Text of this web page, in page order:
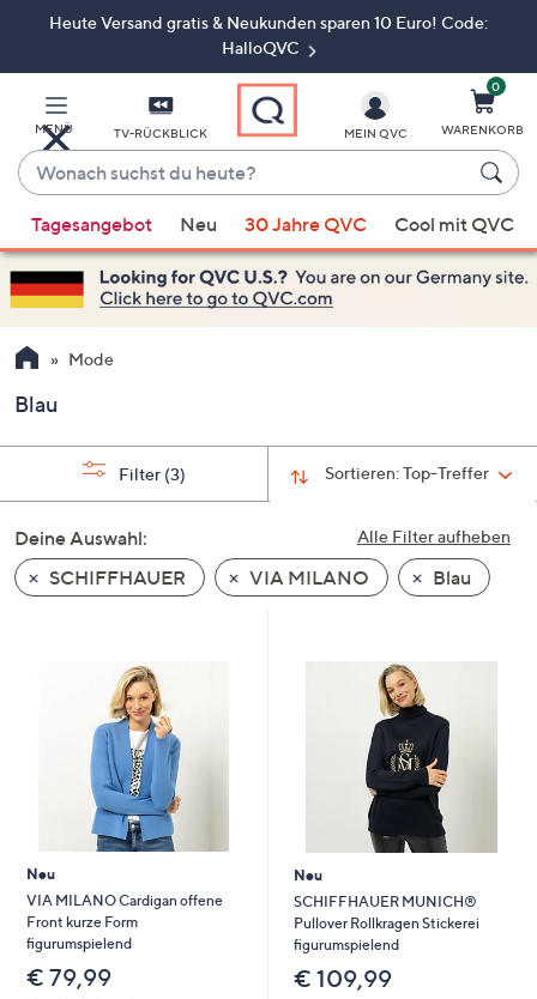
ZumHeute Versand gratis & Neukunden sparen 10 Euro! Code:
HalloQVC
MENÜ TV-RÜCKBLICK
Wonach
suchst
du
heute?
Vorschläge
verfügbar
sind,
verwenden
Sie
Pfeiltasten
nach
und
nach
unten
oder
um
diese
anzuzeigen.
MEIN QVC
0
WARENKORB
Tagesangebot Neu 30 Jahre QVC Cool mit QVC
Mode
Blau
Sortieren:Top-Treffer
Filter (3)
Alle Filter aufheben
Deine Auswahl:
SCHIFFHAUER
VIA MILANO Blau
Neu
VIA MILANO Cardigan offene
Front kurze Form
figurumspielend
€ 79,99
Neu
SCHIFFHAUER MUNICH®
Pullover Rollkragen Stickerei
figurumspielend
€ 109,99